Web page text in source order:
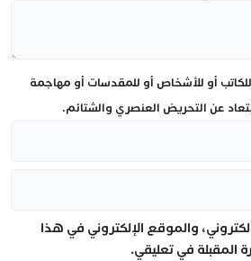
أو للأشخاص أو للمقدسات أو مهاجمة
عن التحريض العنصري والشتائم.
والموقع الإلكتروني في هذا
المقبلة في تعليقي.